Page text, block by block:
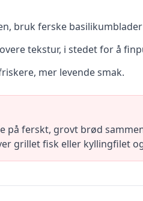
bruk ferske
tekstur, i stedet for å
mer levende smak.
ferskt, grovt brød
grillet fisk eller kyllingfilet